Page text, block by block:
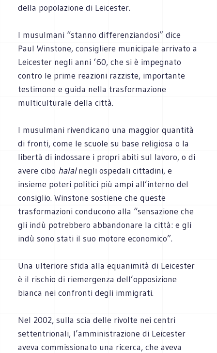
della popolazione di Leicester.
I musulmani “stanno differenziandosi” dice
Paul Winstone, consigliere municipale arrivato a
Leicester negli anni ‘60, che si è impegnato
contro le prime reazioni razziste, importante
testimone e guida nella trasformazione
multiculturale della città.
I musulmani rivendicano una maggior quantità
di fronti, come le scuole su base religiosa o la
libertà di indossare i propri abiti sul lavoro, o di
avere cibo halalnegli ospedali cittadini, e
insieme poteri politici più ampi all’interno del
consiglio. Winstone sostiene che queste
trasformazioni conducono alla “sensazione che
gli indù potrebbero abbandonare la città: e gli
indù sono stati il suo motore economico”.
Una ulteriore sfida alla equanimità di Leicester
è il rischio di riemergenza dell’opposizione
bianca nei confronti degli immigrati.
Nel 2002, sulla scia delle rivolte nei centri
settentrionali, l’amministrazione di Leicester
aveva commissionato una ricerca, che aveva